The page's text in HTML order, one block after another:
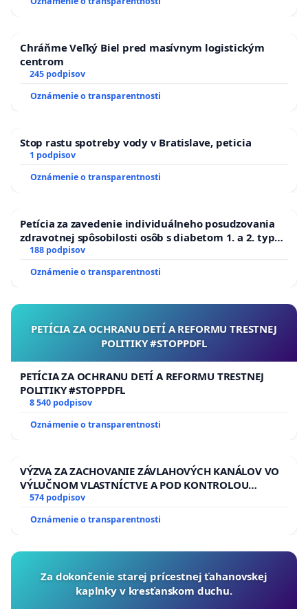
- proti výstavbe veterných parkov sú aj inde vo
turbínam vo Švédsku
na čele s Grétou Thunberg
TU
- Analýza viditelnosti veterných
– Malženice – RadošovceTU
- Zásah so spodných vôd - bude potrebné
zapustiť piloty do štrkopieskov a podložia
V Slovenskej republike savo väčšine získava
kustabilnej energiia sú považované zaprioritu
rámci dodávok elektrickej energie. Nasledujú vodné
elektrárne, ktorými sa na Západnom Slovensku
vykrývajú energetické špičky a až potom sa
turbíny, nakoľko sa od nich nedá očakávať stabilná
dodávka el. energie.
Zjednodušene povedané -nedodajú Vám
potrebovať.Takéto zdroje energie majú
opodstatnenie v rodinných domoch a menších
prevádzkach, kde si môžete nastaviť
Chráňme Veľký Biel pred masívnym logistickým
centrom
245 podpisov
Oznámenie o transparentnosti
Stop rastu spotreby vody v Bratislave, peticia
1 podpisov
Oznámenie o transparentnosti
Petícia za zavedenie individuálneho posudzovania
zdravotnej spôsobilosti osôb s diabetom 1. a 2. typu
pri prijímaní do Policajného zboru SR
188 podpisov
Oznámenie o transparentnosti
PETÍCIA ZA OCHRANU DETÍ A REFORMU TRESTNEJ
POLITIKY #STOPPDFL
PETÍCIA ZA OCHRANU DETÍ A REFORMU TRESTNEJ
POLITIKY #STOPPDFL
8 540 podpisov
Oznámenie o transparentnosti
VÝZVA ZA ZACHOVANIE ZÁVLAHOVÝCH KANÁLOV VO
VÝLUČNOM VLASTNÍCTVE A POD KONTROLOU
SLOVENSKEJ REPUBLIKY & žiadosť na riešenie
kanálov na Slovensku
574 podpisov
Oznámenie o transparentnosti
Za dokončenie starej prícestnej ťahanovskej
kaplnky v kresťanskom duchu.